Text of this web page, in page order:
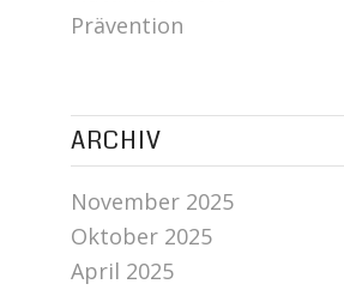
Prävention
ARCHIV
November 2025
Oktober 2025
April 2025